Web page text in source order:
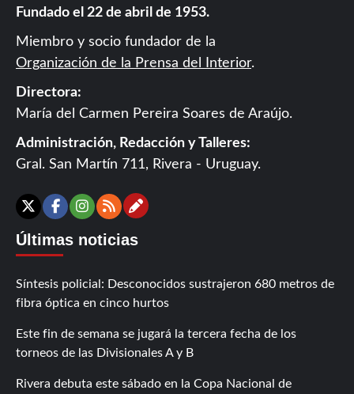
Fundado el 22 de abril de 1953.
Miembro y socio fundador de la
Organización de la Prensa del Interior.
Directora:
María del Carmen Pereira Soares de Araújo.
Administración, Redacción y Talleres:
Gral. San Martín 711, Rivera - Uruguay.
X Facebook
Instagram
RSSContáctanos
Últimas noticias
Síntesis policial: Desconocidos sustrajeron 680 metros de
fibra óptica en cinco hurtos
Este fin de semana se jugará la tercera fecha de los
torneos de las Divisionales A y B
Rivera debuta este sábado en la Copa Nacional de